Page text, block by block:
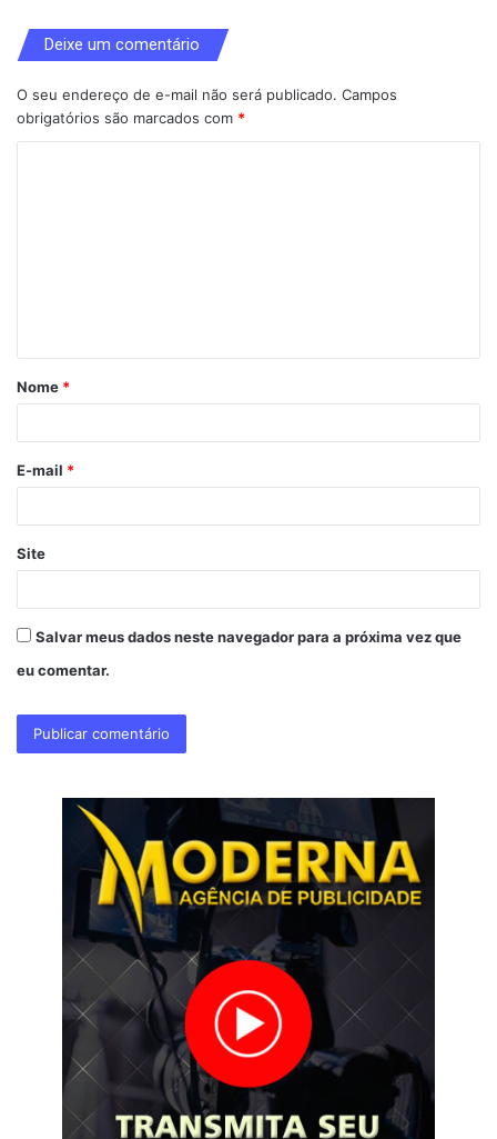
Deixe um comentário
O seu endereço de e-mail não será publicado. Campos
obrigatórios são marcados com *
á
r
*
Nome *
E-mail *
Site
Salvar meus dados neste navegador para a próxima vez que
eu comentar.